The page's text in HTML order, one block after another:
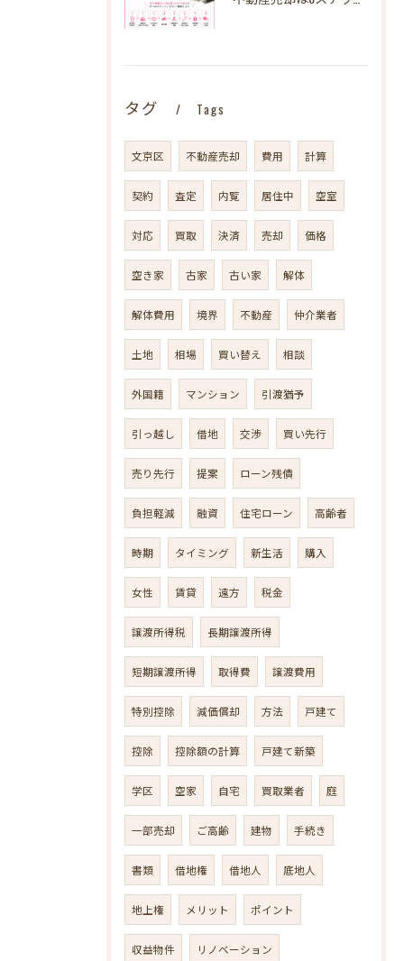
タグ Tags
文京区 不動産売却 費用 計算
契約 査定 内覧 居住中 空室
対応 買取 決済 売却 価格
空き家 古家 古い家 解体
解体費用 境界 不動産 仲介業者
土地 相場 買い替え 相談
外国籍 マンション 引渡猶予
引っ越し 借地 交渉 買い先行
売り先行 提案 ローン残債
負担軽減 融資 住宅ローン 高齢者
時期 タイミング 新生活 購入
女性 賃貸 遠方 税金
譲渡所得税 長期譲渡所得
短期譲渡所得 取得費 譲渡費用
特別控除 減価償却 方法 戸建て
控除 控除額の計算 戸建て新築
学区 空家 自宅 買取業者 庭
一部売却 ご高齢 建物 手続き
書類 借地権 借地人 底地人
地上権 メリット ポイント
収益物件 リノベーション